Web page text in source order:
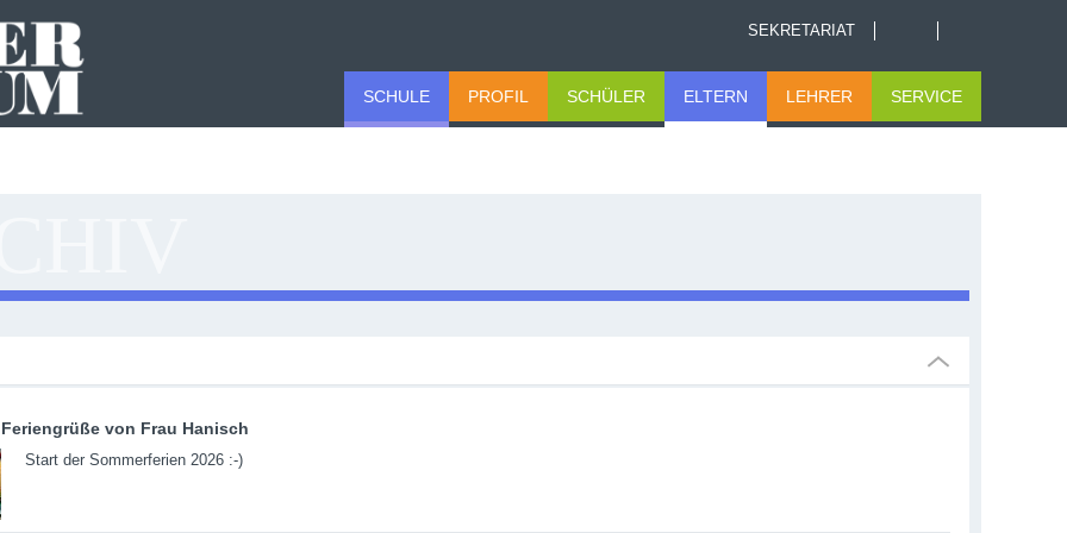
SEKRETARIAT
SCHULE PROFIL SCHÜLER ELTERN LEHRER SERVICE
Feriengrüße von Frau Hanisch
Start der Sommerferien 2026 :-)